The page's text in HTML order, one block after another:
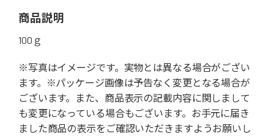
商品説明
100ｇ
※写真はイメージです。実物とは異なる場合がござい
ます。※パッケージ画像は予告なく変更となる場合が
ございます。また、商品表示の記載内容に関しまして
も変更になっている場合もございます。お手元に届き
ました商品の表示をご確認いただきますようお願いし